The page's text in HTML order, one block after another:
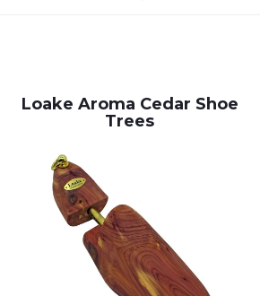
Loake Aroma Cedar Shoe
Trees